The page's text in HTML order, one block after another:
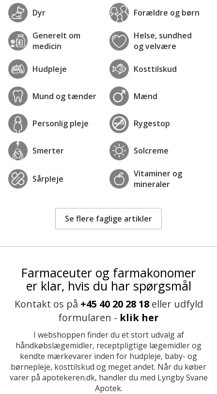
Dyr Forældre og børn
Generelt om
medicin
Helse, sundhed
og velvære
Hudpleje Kosttilskud
Mund og tænder Mænd
Personlig pleje Rygestop
Smerter Solcreme
Sårpleje
Vitaminer og
mineraler
Se flere faglige artikler
Farmaceuter og farmakonomer
er klar, hvis du har spørgsmål
Kontakt os på +45 40 20 28 18eller udfyld
formularen - klik her
I webshoppen finder du et stort udvalg af
håndkøbslægemidler, receptpligtige lægemidler og
kendte mærkevarer inden for hudpleje, baby- og
børnepleje, kosttilskud og meget andet. Når du køber
varer på apotekeren.dk, handler du med Lyngby Svane
Apotek.